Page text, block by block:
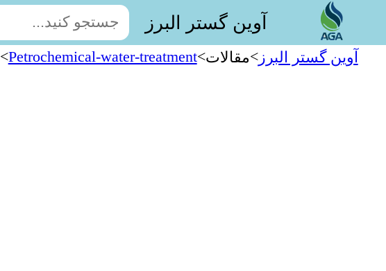
آوین گستر البرز
آوین گستر البرز>مقالات>
Petrochemical-water-treatment
>